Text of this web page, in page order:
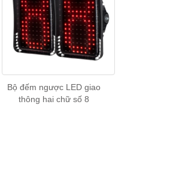
Bộ đếm ngược LED giao
thông hai chữ số 8